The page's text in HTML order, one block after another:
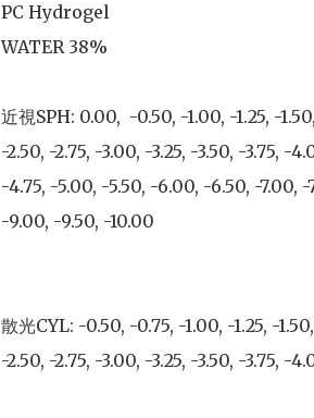
PC Hydrogel
WATER 38%
近視SPH: 0.00,  -0.50, -1.00, -1.25, -
-2.50, -2.75, -3.00, -3.25, -3.50, -3.75, -
-4.75, -5.00, -5.50, -6.00, -6.50, -7.00,
-9.00, -9.50, -10.00
散光CYL: -0.50, -0.75, -1.00, -1.25, -
-2.50, -2.75, -3.00, -3.25, -3.50, -3.75, -